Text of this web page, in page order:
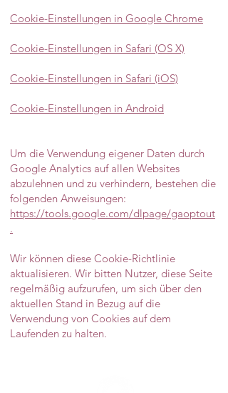
Cookie-Einstellungen in Google Chrome
Cookie-Einstellungen in Safari (OS X)
Cookie-Einstellungen in Safari (iOS)
Cookie-Einstellungen in Android
Um die Verwendung eigener Daten durch
Google Analytics auf allen Websites
abzulehnen und zu verhindern, bestehen die
folgenden Anweisungen:
https://tools.google.com/dlpage/gaoptout
.
Wir können diese Cookie-Richtlinie
aktualisieren. Wir bitten Nutzer, diese Seite
regelmäßig aufzurufen, um sich über den
aktuellen Stand in Bezug auf die
Verwendung von Cookies auf dem
Laufenden zu halten.